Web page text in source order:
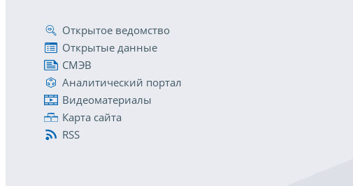
Открытое ведомство
Открытые данные
СМЭВ
Аналитический портал
Видеоматериалы
Карта сайта
RSS